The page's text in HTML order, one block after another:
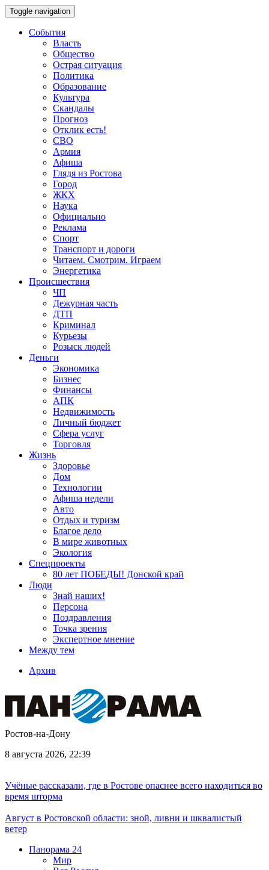
Toggle navigation
События
Власть
Общество
Острая ситуация
Политика
Образование
Культура
Скандалы
Прогноз
Отклик есть!
СВО
Армия
Афиша
Глядя из Ростова
Город
ЖКХ
Наука
Официально
Реклама
Спорт
Транспорт и дороги
Читаем. Смотрим. Играем
Энергетика
Происшествия
ЧП
Дежурная часть
ДТП
Криминал
Курьезы
Розыск людей
Деньги
Экономика
Бизнес
Финансы
АПК
Недвижимость
Личный бюджет
Сфера услуг
Торговля
Жизнь
Здоровье
Дом
Технологии
Афиша недели
Авто
Отдых и туризм
Благое дело
В мире животных
Экология
Спецпроекты
80 лет ПОБЕДЫ! Донской край
Люди
Знай наших!
Персона
Поздравления
Точка зрения
Экспертное мнение
Между тем
Архив
Ростов-на-Дону
8 августа 2026, 22:39
Учёные рассказали, где в Ростове опаснее всего находиться во
время шторма
Август в Ростовской области: зной, ливни и шквалистый
ветер
Панорама 24
Мир